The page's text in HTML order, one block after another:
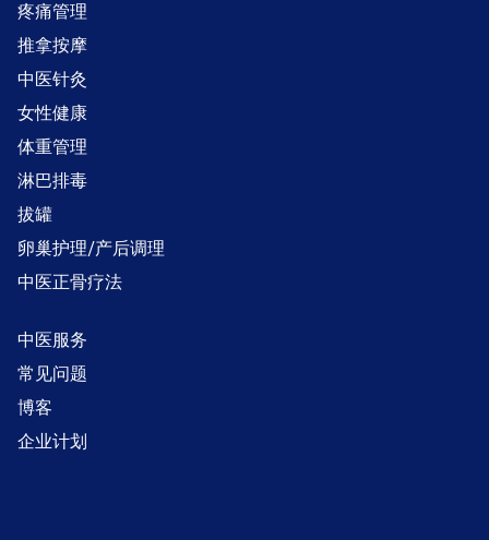
疼痛管理
推拿按摩
中医针灸
女性健康
体重管理
淋巴排毒
拔罐
卵巢护理/产后调理
中医正骨疗法
中医服务
常见问题
博客
企业计划